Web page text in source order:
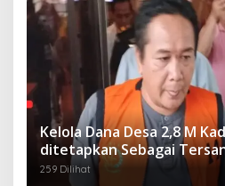
Kelola Dana Desa 2,8 M
ditetapkan Sebagai
259 Dilihat